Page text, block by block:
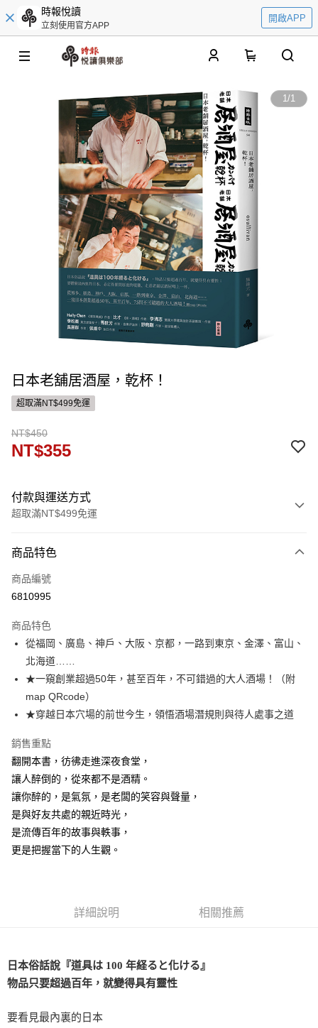
時報悅讀
立刻使用官方APP
開啟APP
1/1
日本老舖居酒屋，乾杯！
超取滿NT$499免運
NT$450
NT$355
付款與運送方式
超取滿NT$499免運
信用卡一次付款
ATM付款
運送方式
付款後全家取貨
每筆NT$60，滿NT$499(含以上)免運費
付款後7-11取貨
每筆NT$60，滿NT$499(含以上)免運費
宅配
每筆NT$100，滿NT$499(含以上)免運費
商品特色
商品編號
6810995
商品特色
從福岡、廣島、神戶、大阪、京都，一路到東京、金澤、富山、
北海道……
★一窺創業超過50年，甚至百年，不可錯過的大人酒場！（附
map QRcode）
★穿越日本穴場的前世今生，領悟酒場潛規則與待人處事之道
銷售重點
翻開本書，彷彿走進深夜食堂，
讓人醉倒的，從來都不是酒精。
讓你醉的，是氣氛，是老闆的笑容與聲量，
是與好友共處的親近時光，
是流傳百年的故事與軼事，
更是把握當下的人生觀。
詳細說明 相關推薦
日本俗話說『道具は 100 年経ると化ける』
物品只要超過百年，就變得具有靈性
要看見最內裏的日本